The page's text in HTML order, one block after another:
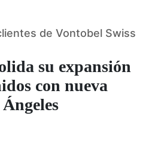
su expansión
con nueva
de Vontobel Swiss